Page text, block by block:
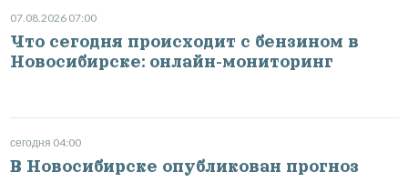
07.08.2026 07:00
Что сегодня происходит с бензином в
Новосибирске: онлайн-мониторинг
сегодня 04:00
В Новосибирске опубликован прогноз